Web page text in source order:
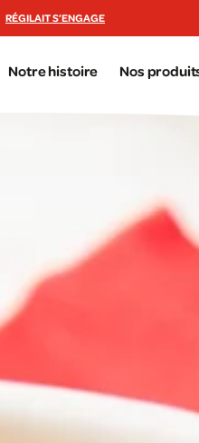
RÉGILAIT S’ENGAGE
Notre histoire Nos